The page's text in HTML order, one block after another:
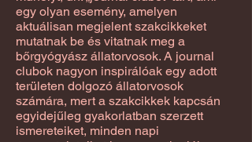
egy olyan esemény, amelyen
aktuálisan megjelent szakcikkeket
mutatnak be és vitatnak meg a
bőrgyógyász állatorvosok. A journal
clubok nagyon inspirálóak egy adott
területen dolgozó állatorvosok
számára, mert a szakcikkek kapcsán
egyidejűleg gyakorlatban szerzett
ismereteiket, minden napi